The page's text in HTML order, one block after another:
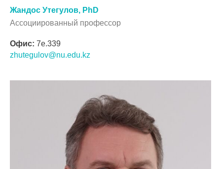
Жандос Утегулов, PhD
Ассоциированный профессор
Офис: 7e.339
zhutegulov@nu.edu.kz